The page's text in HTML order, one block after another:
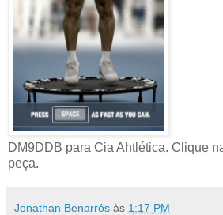
DM9DDB para Cia Ahtlética. Clique
peça.
Jonathan Benarrós às 1:17 PM